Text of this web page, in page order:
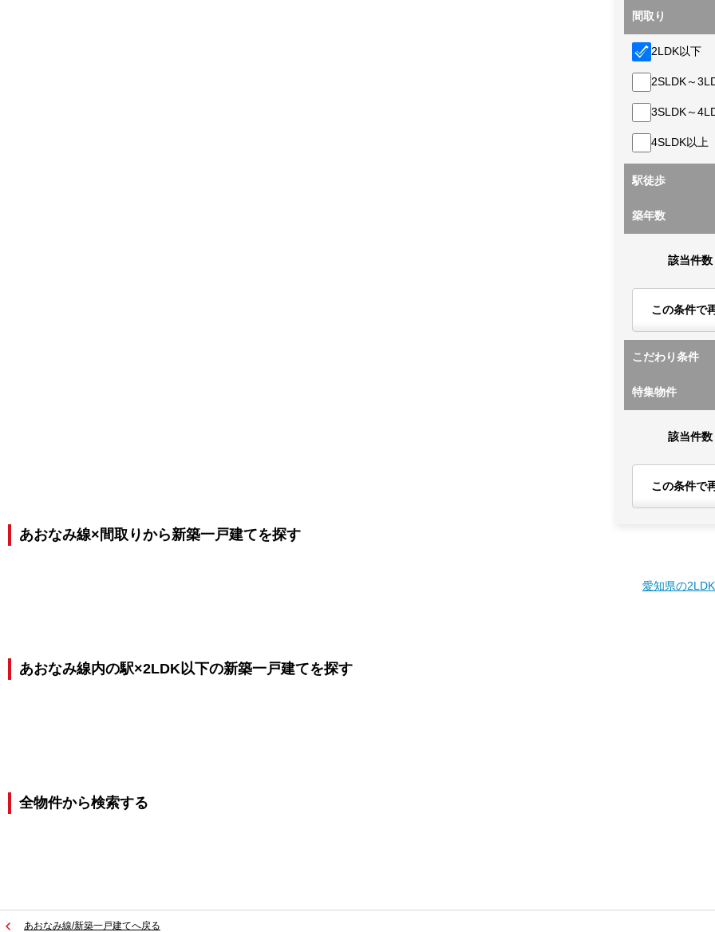
間取り
2LDK以下
2SLDK～
3SLDK～
4SLDK以上
駅徒歩
築年数
該当件数
この条件で
こだわり条件
特集物件
該当件数
この条件で
あおなみ線×間取りから新築一戸建てを探す
愛知県の
あおなみ線内の駅×2LDK以下の新築一戸建てを探す
全物件から検索する
あおなみ線/新築一戸建てへ戻る